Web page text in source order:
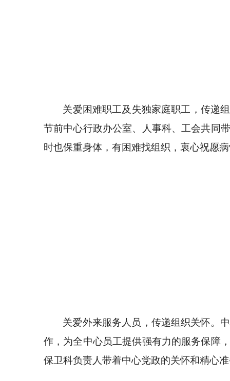
关爱困难职工及失独家庭职工，传递
节前中心行政办公室、人事科、工会共同
时也保重身体，有困难找组织，衷心祝愿
关爱外来服务人员，传递组织关怀。
作，为全中心员工提供强有力的服务保障
保卫科负责人带着中心党政的关怀和精心